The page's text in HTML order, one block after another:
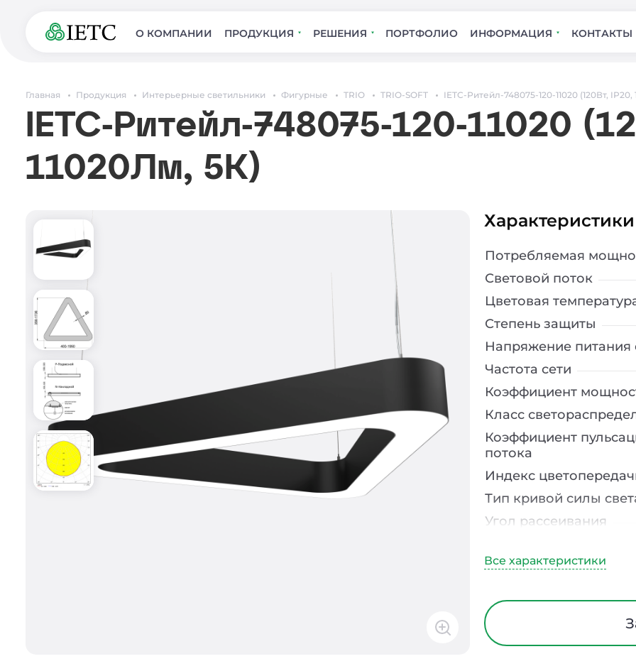
О КОМПАНИИ ПРОДУКЦИЯ РЕШЕНИЯ ПОРТФОЛИО ИНФОРМАЦИЯ КОНТАКТЫ
Главная Продукция Интерьерные светильники Фигурные TRIO TRIO-SOFT IETC-Ритейл-748075-120-11020 (120Вт, IP20,
IETC-Ритейл-748075-120-11020
11020Лм, 5К)
Характеристики
Потребляемая
Световой поток
Цветовая
Степень защиты
Напряжение питания
Частота сети
Коэффициент
Класс
Коэффициент
потока
Индекс
Тип кривой силы
Угол рассеивания
Диапазон рабочих
Материал корпуса
Блок аварийного